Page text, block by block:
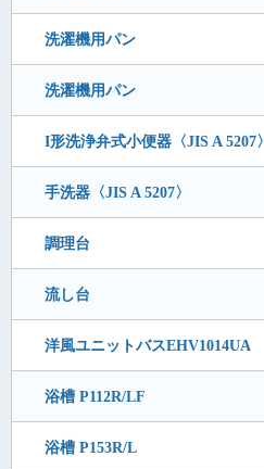
洗濯機用パン
洗濯機用パン
I形洗浄弁式小便器〈JIS A 5207〉
手洗器〈JIS A 5207〉
調理台
流し台
洋風ユニットバスEHV1014UA
浴槽 P112R/LF
浴槽 P153R/L